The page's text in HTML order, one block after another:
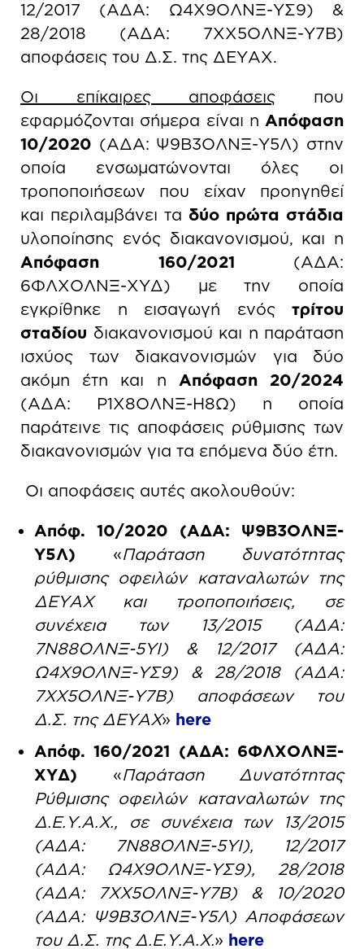
12/2017 (ΑΔΑ: Ω4Χ9ΟΛΝΞ-ΥΣ9) &
28/2018 (AΔΑ: 7ΧΧ5ΟΛΝΞ-Υ7Β)
αποφάσεις του Δ.Σ. της ΔΕΥΑΧ.
Οι επίκαιρες αποφάσεις που
εφαρμόζονται σήμερα είναι η Απόφαση
10/2020 (ΑΔΑ: Ψ9Β3ΟΛΝΞ-Υ5Λ) στην
οποία ενσωματώνονται όλες οι
τροποποιήσεων που είχαν προηγηθεί
και περιλαμβάνει τα δύο πρώτα στάδια
υλοποίησης ενός διακανονισμού, και η
Απόφαση 160/2021 (ΑΔΑ:
6ΦΛΧΟΛΝΞ-ΧΥΔ) με την οποία
εγκρίθηκε η εισαγωγή ενός τρίτου
σταδίου διακανονισμού και η παράταση
ισχύος των διακανονισμών για δύο
ακόμη έτη και η Απόφαση 20/2024
(ΑΔΑ: Ρ1Χ8ΟΛΝΞ-Η8Ω) η οποία
παράτεινε τις αποφάσεις ρύθμισης των
διακανονισμών για τα επόμενα δύο έτη.
Οι αποφάσεις αυτές ακολουθούν:
Απόφ. 10/2020 (ΑΔΑ: Ψ9Β3ΟΛΝΞ-
Υ5Λ) «Παράταση δυνατότητας
ρύθμισης οφειλών καταναλωτών της
ΔΕΥΑΧ και τροποποιήσεις, σε
συνέχεια των 13/2015 (ΑΔΑ:
7Ν88ΟΛΝΞ-5ΥΙ) & 12/2017 (ΑΔΑ:
Ω4Χ9ΟΛΝΞ-ΥΣ9) & 28/2018 (AΔΑ:
7ΧΧ5ΟΛΝΞ-Υ7Β) αποφάσεων του
Δ.Σ. της ΔΕΥΑΧ» here
Απόφ. 160/2021 (ΑΔΑ: 6ΦΛΧΟΛΝΞ-
ΧΥΔ) «Παράταση Δυνατότητας
Ρύθμισης οφειλών καταναλωτών της
Δ.Ε.Υ.Α.Χ., σε συνέχεια των 13/2015
(ΑΔΑ: 7Ν88ΟΛΝΞ-5ΥΙ), 12/2017
(ΑΔΑ: Ω4Χ9ΟΛΝΞ-ΥΣ9), 28/2018
(AΔΑ: 7ΧΧ5ΟΛΝΞ-Υ7Β) & 10/2020
(ΑΔΑ: Ψ9Β3ΟΛΝΞ-Υ5Λ) Αποφάσεων
του Δ.Σ. της Δ.Ε.Υ.Α.Χ.» here